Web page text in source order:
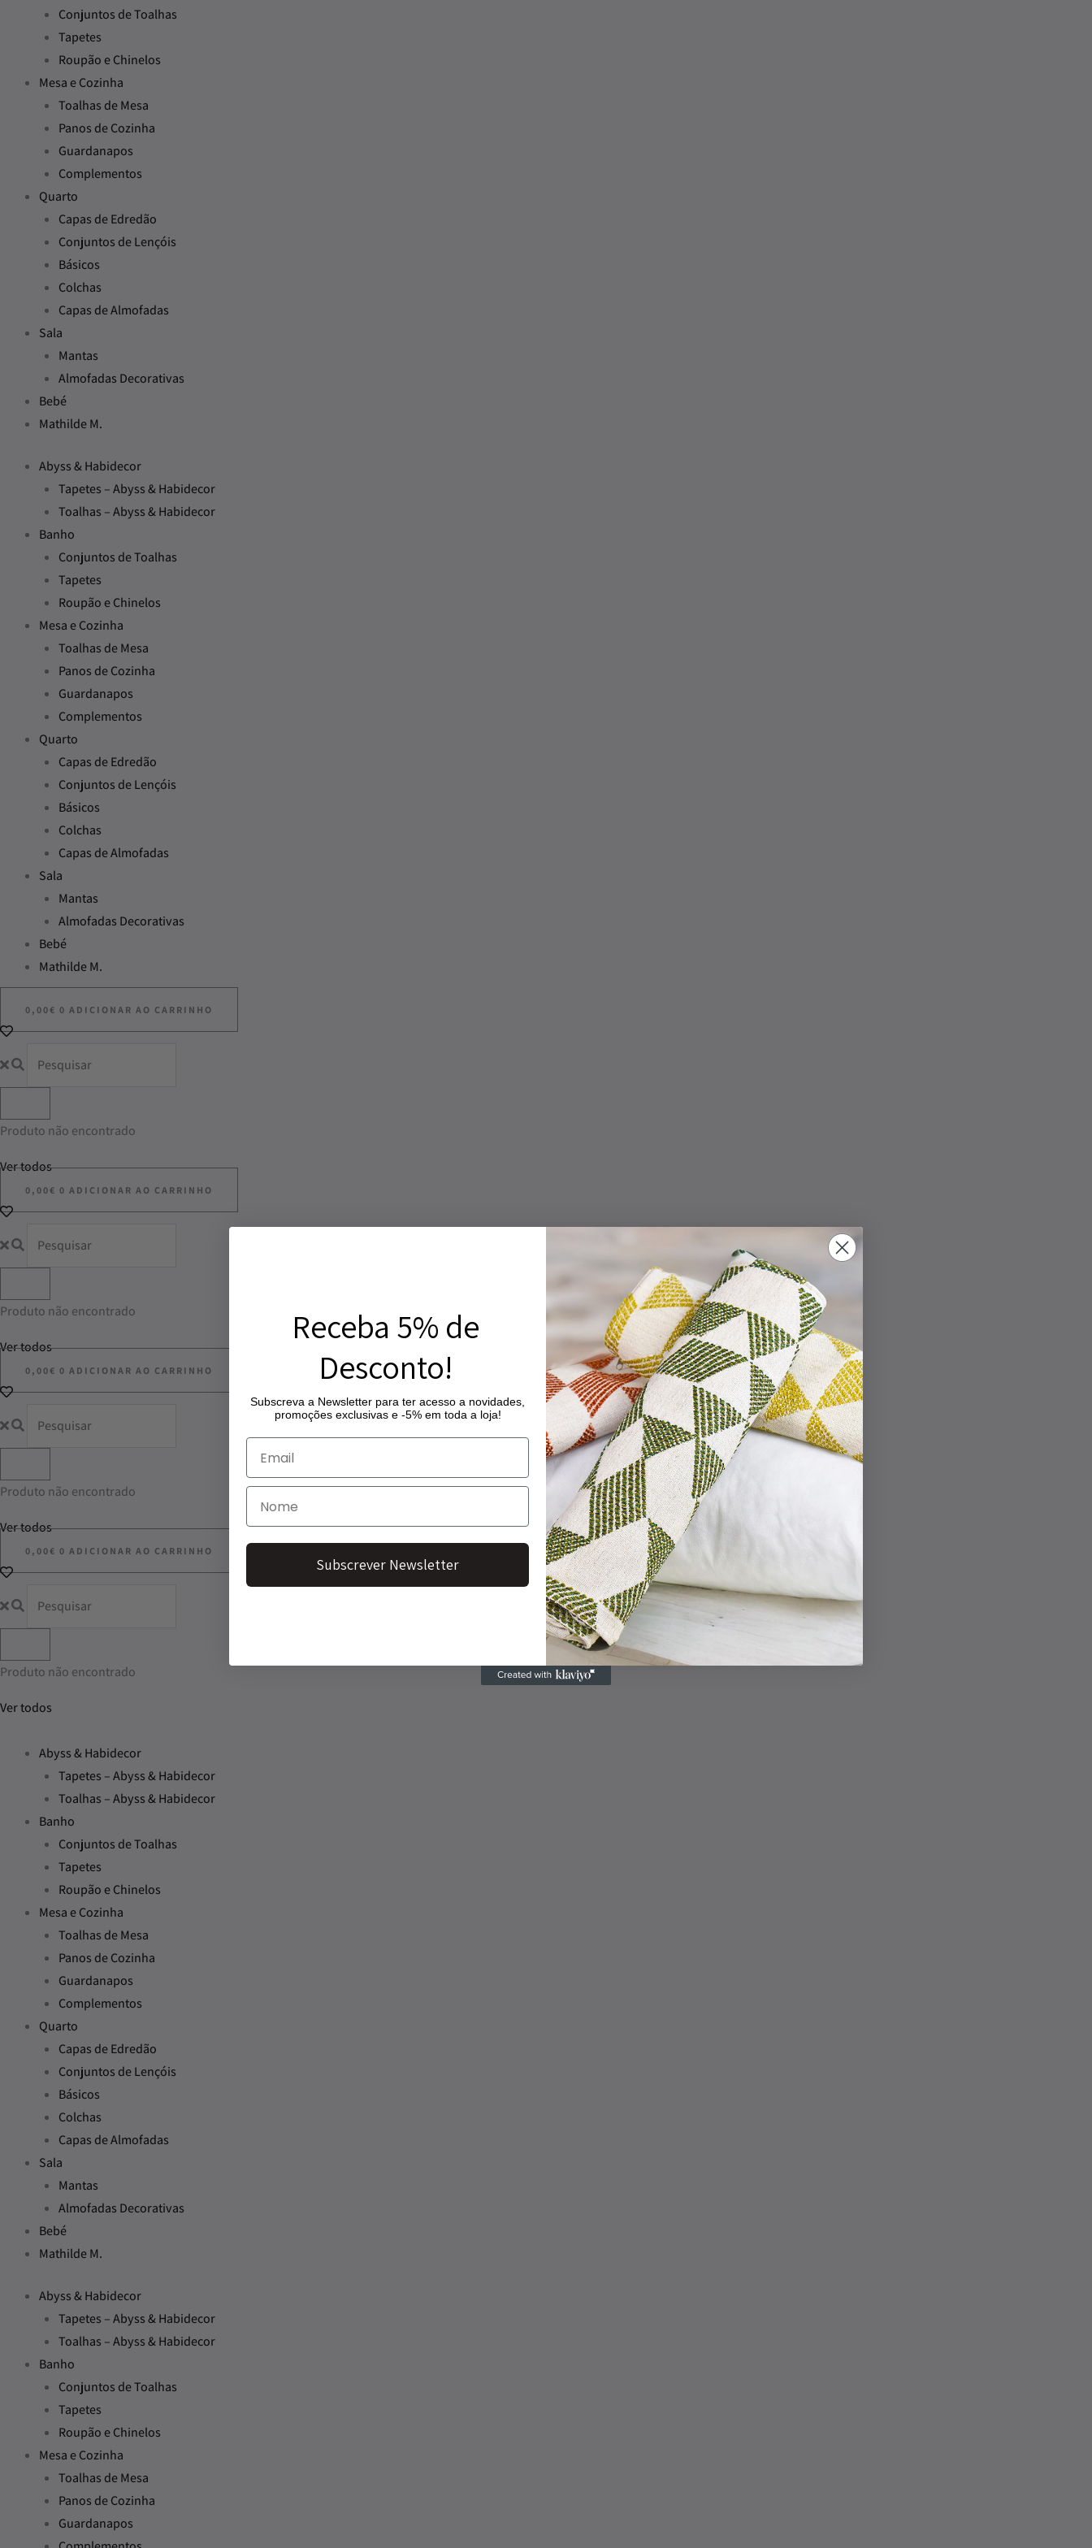
Conjuntos de Toalhas
Tapetes
Roupão e Chinelos
Mesa e Cozinha
Toalhas de Mesa
Panos de Cozinha
Guardanapos
Complementos
Quarto
Capas de Edredão
Conjuntos de Lençóis
Básicos
Colchas
Capas de Almofadas
Sala
Mantas
Almofadas Decorativas
Bebé
Mathilde M.
Abyss & Habidecor
Tapetes – Abyss & Habidecor
Toalhas – Abyss & Habidecor
Banho
Conjuntos de Toalhas
Tapetes
Roupão e Chinelos
Mesa e Cozinha
Toalhas de Mesa
Panos de Cozinha
Guardanapos
Complementos
Quarto
Capas de Edredão
Conjuntos de Lençóis
Básicos
Colchas
Capas de Almofadas
Sala
Mantas
Almofadas Decorativas
Bebé
Mathilde M.
0,00€ 0 ADICIONAR AO CARRINHO
Produto não encontrado
Ver todos
0,00€ 0 ADICIONAR AO CARRINHO
Produto não encontrado
Ver todos
0,00€ 0 ADICIONAR AO CARRINHO
Produto não encontrado
Ver todos
0,00€ 0 ADICIONAR AO CARRINHO
Produto não encontrado
Ver todos
Abyss & Habidecor
Tapetes – Abyss & Habidecor
Toalhas – Abyss & Habidecor
Banho
Conjuntos de Toalhas
Tapetes
Roupão e Chinelos
Mesa e Cozinha
Toalhas de Mesa
Panos de Cozinha
Guardanapos
Complementos
Quarto
Capas de Edredão
Conjuntos de Lençóis
Básicos
Colchas
Capas de Almofadas
Sala
Mantas
Almofadas Decorativas
Bebé
Mathilde M.
Abyss & Habidecor
Tapetes – Abyss & Habidecor
Toalhas – Abyss & Habidecor
Banho
Conjuntos de Toalhas
Tapetes
Roupão e Chinelos
Mesa e Cozinha
Toalhas de Mesa
Panos de Cozinha
Guardanapos
Receba 5% de
Desconto!
Subscreva a Newsletter para ter acesso a novidades,
promoções exclusivas e -5% em toda a loja!
Subscrever Newsletter